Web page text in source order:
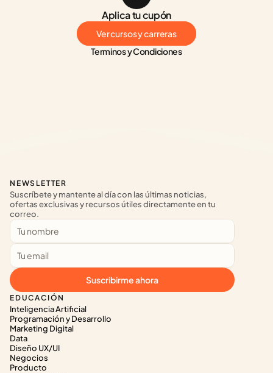
Aplica tu cupón
Ver cursos y carreras
Terminos y Condiciones
EDUCACIÓN
Inteligencia Artificial
Programación y Desarrollo
Marketing Digital
Data
Diseño UX/UI
Negocios
Producto
NEWSLETTER
Suscríbete y mantente al día con las últimas noticias,
ofertas exclusivas y recursos útiles directamente en tu
correo.
Suscribirme ahora